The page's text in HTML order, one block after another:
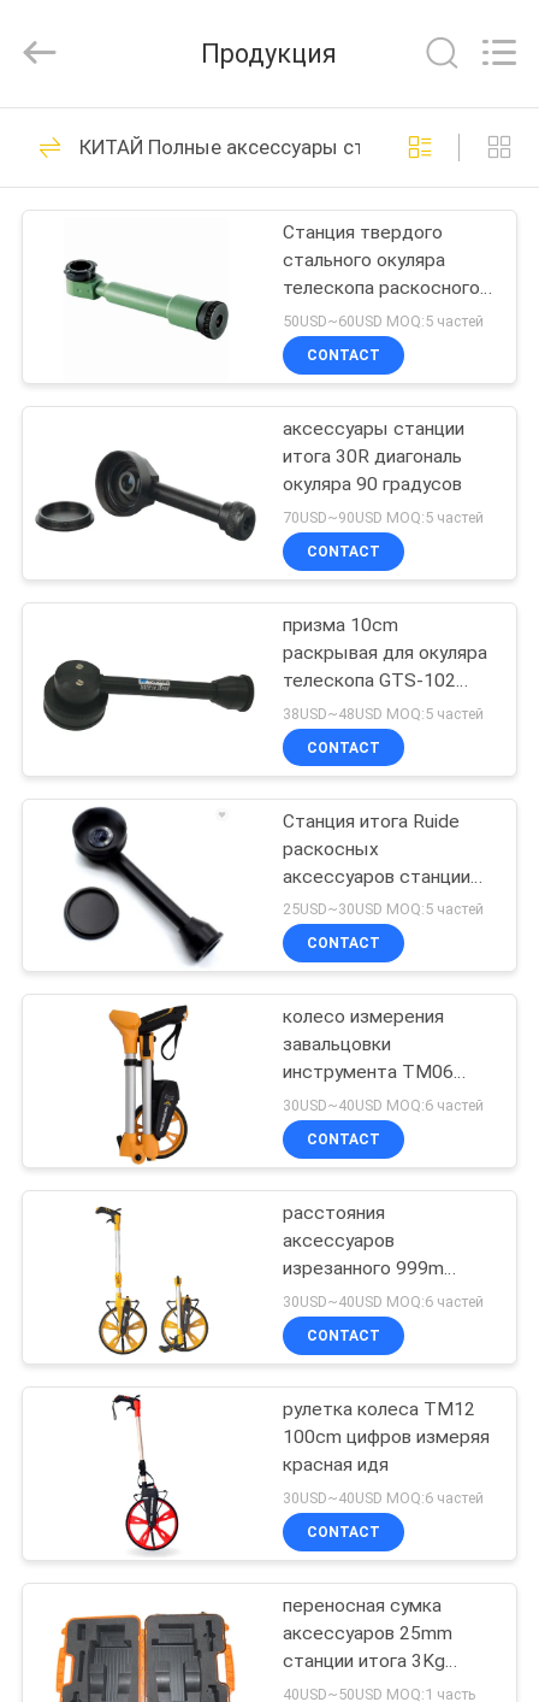
ДОМ
ПРОДУКТЫ
ПУТЕШЕСТВИЕ
ФАБРИКИ
ПРОВЕРКА
МЫ
ЦИТАТУ
КАРТА
САЙТА
PRIVACY
POLICY
Instrument
Co.,Ltd.
Reserved.
Исследуя призма
рефлектора
23
Призма обзора
мини
33
Призма 360
градусов
13
полная призма
станции
11
Поляк Bipod
призмы
11
поляк волокна
углерода
телескопичный
11
Продукция
КИТАЙ Полные аксессуары станции
Станция твердого
стального окуляра
телескопа раскосного
полная окуляр 90
градусов
50USD~60USD MOQ:5 частей
CONTACT
аксессуары станции
итога 30R диагональ
окуляра 90 градусов
70USD~90USD MOQ:5 частей
CONTACT
призма 10cm
раскрывая для окуляра
телескопа GTS-102
рефлектора
раскосного
38USD~48USD MOQ:5 частей
CONTACT
Станция итога Ruide
раскосных
аксессуаров станции
окуляра полных южная
25USD~30USD MOQ:5 частей
CONTACT
колесо измерения
завальцовки
инструмента TM06
колеса 160mm
складывая измеряя
30USD~40USD MOQ:6 частей
CONTACT
расстояния
аксессуаров
изрезанного 999m
станции 32cm ABS
колеса полного
измеряя
30USD~40USD MOQ:6 частей
CONTACT
рулетка колеса TM12
100cm цифров измеряя
красная идя
30USD~40USD MOQ:6 частей
CONTACT
переносная сумка
аксессуаров 25mm
станции итога 3Kg
всеобщая трудная
40USD~50USD MOQ:1 часть